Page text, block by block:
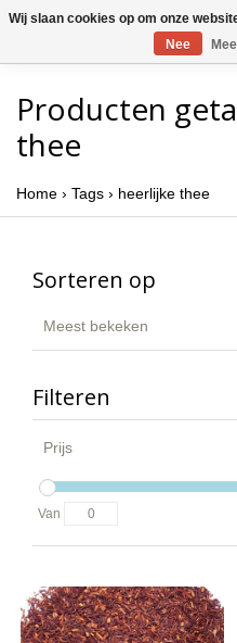
Producten
thee
Home › Tags › heerlijke thee
Sorteren op
Meest bekeken
Filteren
Prijs
Van
Wij slaan cookies op om onze
Nee